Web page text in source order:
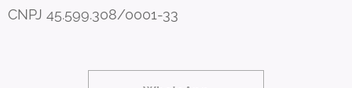
CNPJ 45.599.308/0001-33